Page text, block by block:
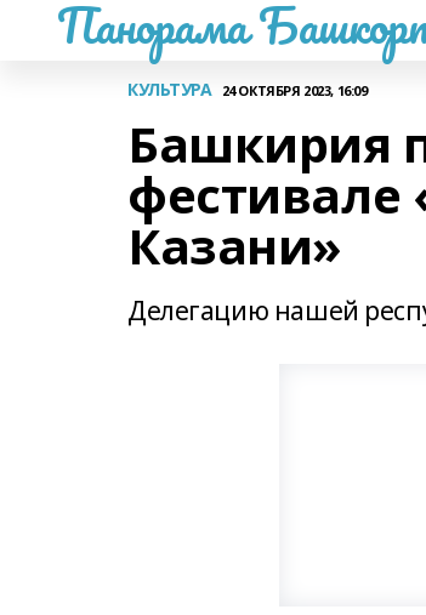
Панорама
КУЛЬТУРА 24 ОКТЯБРЯ 2023, 16:09
Башкирия
фестивале
Казани»
Делегацию нашей